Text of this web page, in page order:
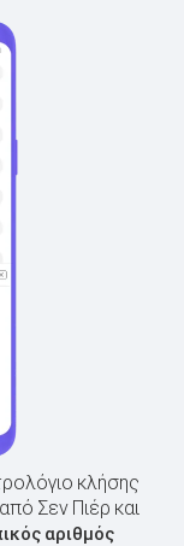
κλήσης
Σεν Πιέρ και
αριθμός